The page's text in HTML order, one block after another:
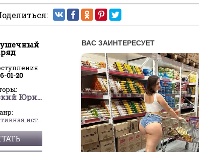
01-20
Корчевский Юрий Григорьевич
Альтернативная история